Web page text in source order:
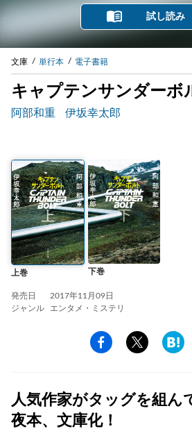
試し読み
文庫 単行本 電子書籍
キャプテンサンダーボ
阿部和重 伊坂幸太郎
上巻 下巻
発売日
2017年11月09日
ジャンル
エンタメ・ミステリ
人気作家がタッグを組ん
夜本、文庫化！